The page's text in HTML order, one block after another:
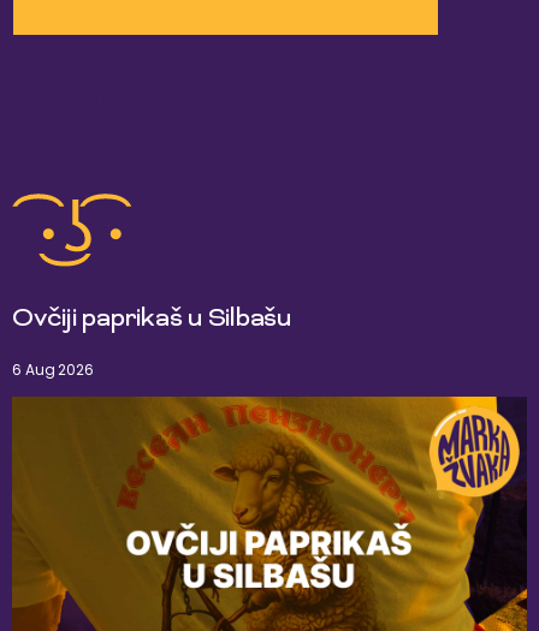
Ovčiji paprikaš u Silbašu
6 Aug 2026